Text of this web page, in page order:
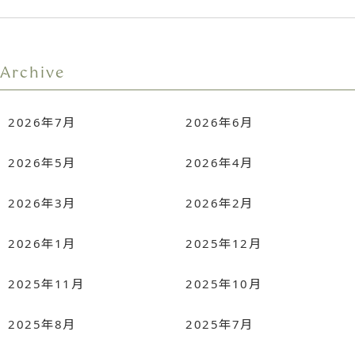
Archive
2026年7月 2026年6月
2026年5月 2026年4月
2026年3月 2026年2月
2026年1月 2025年12月
2025年11月 2025年10月
2025年8月 2025年7月